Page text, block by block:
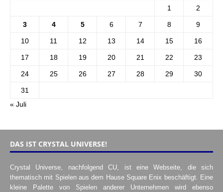
1 2
3 4 5 6 7 8 9
10 11 12 13 14 15 16
17 18 19 20 21 22 23
24 25 26 27 28 29 30
31
« Juli
DAS IST CRYSTAL UNIVERSE!
Crystal Universe, nachfolgend CU, ist eine Webseite, die sich
thematisch mit Spielen aus dem Hause Square Enix beschäftigt. Eine
kleine Palette von Spielen anderer Unternehmen wird ebenso